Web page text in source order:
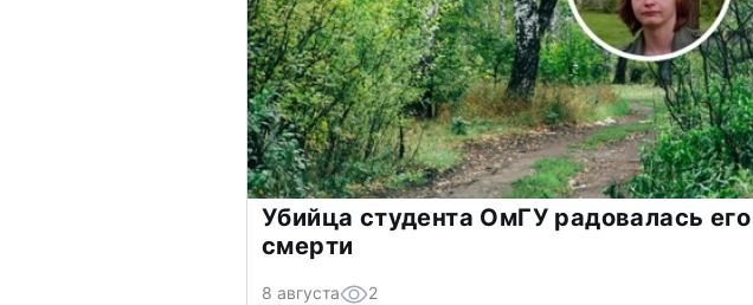
Убийца студента ОмГУ радовалась его
смерти
8 августа 2